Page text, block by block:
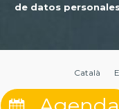
de datos
Català